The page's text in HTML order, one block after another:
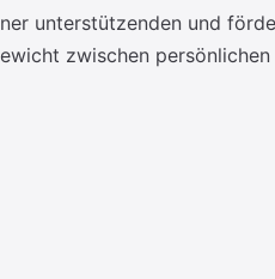
unterstützenden und
zwischen persönlichen